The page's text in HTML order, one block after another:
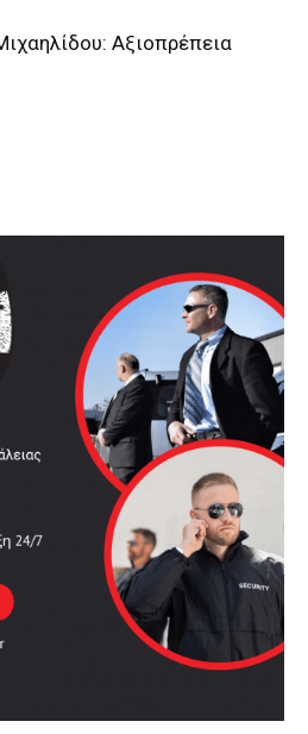
Αξιοπρέπεια